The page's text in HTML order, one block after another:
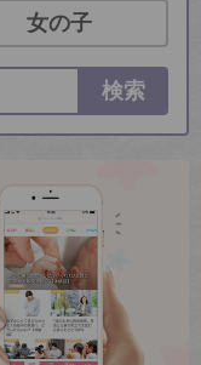
女の子
検索